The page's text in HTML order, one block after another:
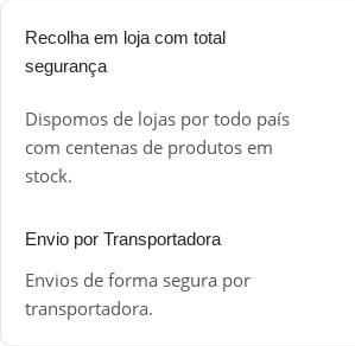
Recolha em loja com total
segurança
Dispomos de lojas por todo país
com centenas de produtos em
stock.
Envio por Transportadora
Envios de forma segura por
transportadora.